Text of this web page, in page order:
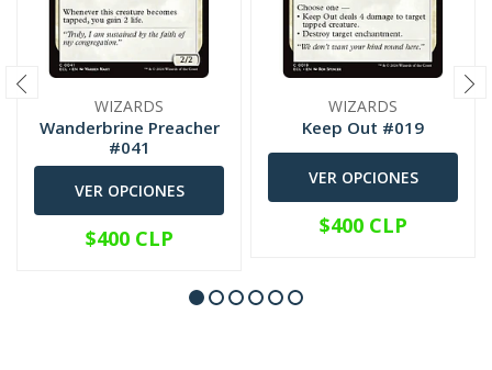
WIZARDS
Wanderbrine Preacher
#041
VER OPCIONES
$400 CLP
WIZARDS
Keep Out #019
VER OPCIONES
$400 CLP